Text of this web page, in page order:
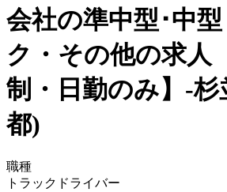
会社の準中型･中
ク・その他の求人
制・日勤のみ】-杉
都)
職種
トラックドライバー